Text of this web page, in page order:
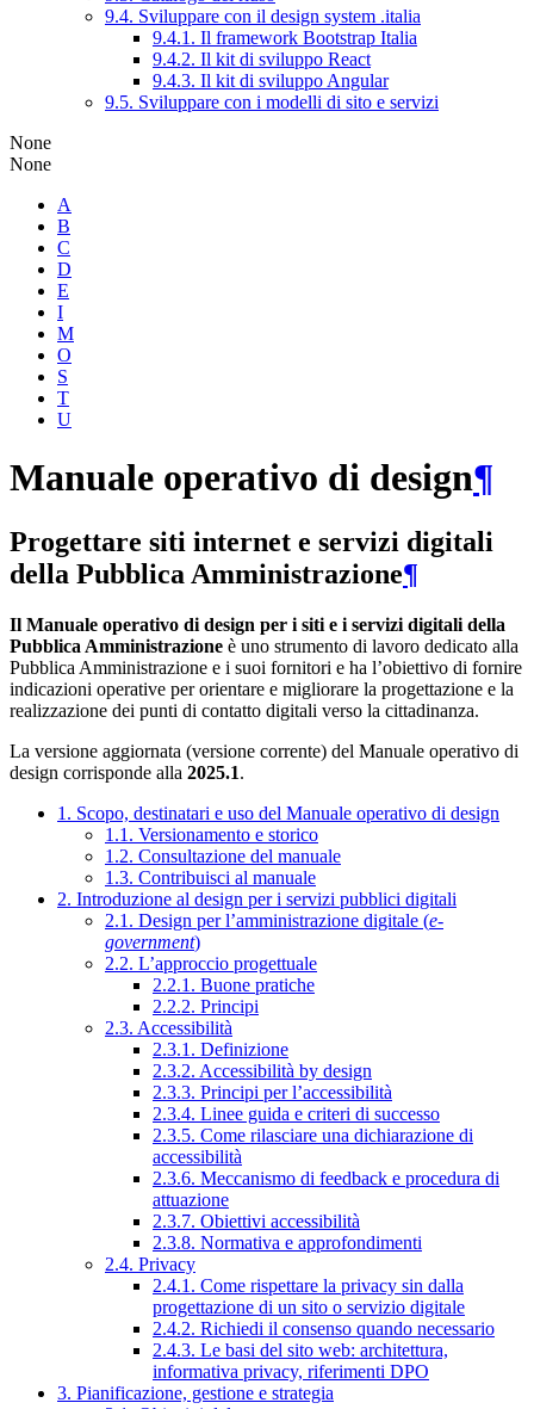
9.4. Sviluppare con il design system .italia
9.4.1. Il framework Bootstrap Italia
9.4.2. Il kit di sviluppo React
9.4.3. Il kit di sviluppo Angular
9.5. Sviluppare con i modelli di sito e servizi
None
None
A
B
C
D
E
I
M
O
S
T
U
Manuale operativo di design¶
Progettare siti internet e servizi digitali
della Pubblica Amministrazione¶
Il Manuale operativo di design per i siti e i servizi digitali della
Pubblica Amministrazione è uno strumento di lavoro dedicato alla
Pubblica Amministrazione e i suoi fornitori e ha l’obiettivo di fornire
indicazioni operative per orientare e migliorare la progettazione e la
realizzazione dei punti di contatto digitali verso la cittadinanza.
La versione aggiornata (versione corrente) del Manuale operativo di
design corrisponde alla 2025.1.
1. Scopo, destinatari e uso del Manuale operativo di design
1.1. Versionamento e storico
1.2. Consultazione del manuale
1.3. Contribuisci al manuale
2. Introduzione al design per i servizi pubblici digitali
2.1. Design per l’amministrazione digitale (e-
government)
2.2. L’approccio progettuale
2.2.1. Buone pratiche
2.2.2. Principi
2.3. Accessibilità
2.3.1. Definizione
2.3.2. Accessibilità by design
2.3.3. Principi per l’accessibilità
2.3.4. Linee guida e criteri di successo
2.3.5. Come rilasciare una dichiarazione di
accessibilità
2.3.6. Meccanismo di feedback e procedura di
attuazione
2.3.7. Obiettivi accessibilità
2.3.8. Normativa e approfondimenti
2.4. Privacy
2.4.1. Come rispettare la privacy sin dalla
progettazione di un sito o servizio digitale
2.4.2. Richiedi il consenso quando necessario
2.4.3. Le basi del sito web: architettura,
informativa privacy, riferimenti DPO
3. Pianificazione, gestione e strategia